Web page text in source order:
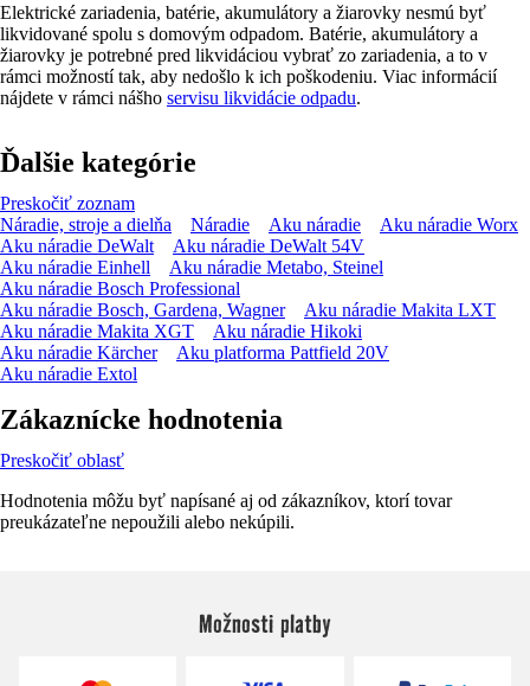
Elektrické zariadenia, batérie, akumulátory a žiarovky nesmú byť
likvidované spolu s domovým odpadom. Batérie, akumulátory a
žiarovky je potrebné pred likvidáciou vybrať zo zariadenia, a to v
rámci možností tak, aby nedošlo k ich poškodeniu. Viac informácií
nájdete v rámci nášho servisu likvidácie odpadu.
Ďalšie kategórie
Preskočiť zoznam
Náradie, stroje a dielňa
Náradie Aku náradie
Aku náradie Worx
Aku náradie DeWalt
Aku náradie DeWalt 54V
Aku náradie Einhell
Aku náradie Metabo, Steinel
Aku náradie Bosch Professional
Aku náradie Bosch, Gardena, Wagner
Aku náradie Makita LXT
Aku náradie Makita XGT
Aku náradie Hikoki
Aku náradie Kärcher
Aku platforma Pattfield 20V
Aku náradie Extol
Zákaznícke hodnotenia
Preskočiť oblasť
Hodnotenia môžu byť napísané aj od zákazníkov, ktorí tovar
preukázateľne nepoužili alebo nekúpili.
Možnosti platby